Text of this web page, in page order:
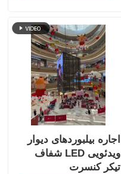
اجاره بیلبوردهای دیوار
ویدئویی LED شفاف
تیکر کنسرت